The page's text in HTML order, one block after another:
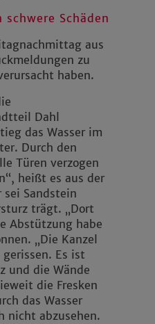
Schäden
aus
zu
haben.
Dahl
das Wasser im
Durch den
Türen verzogen
heißt es aus der
sei Sandstein
trägt. „Dort
Abstützung habe
„Die Kanzel
Es ist
und die Wände
die Fresken
das Wasser
nicht abzusehen.